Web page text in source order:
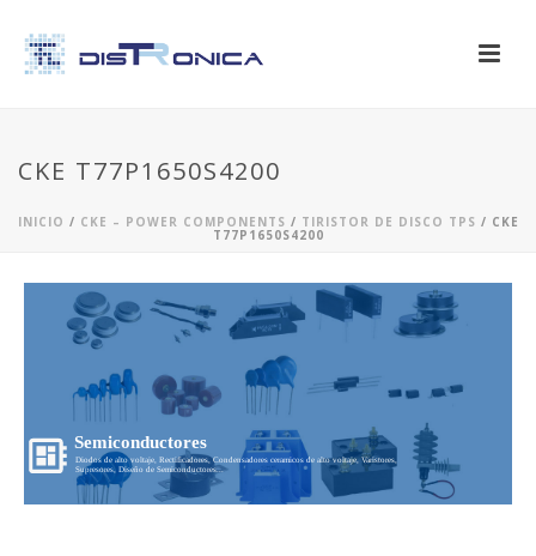
CKE T77P1650S4200
INICIO / CKE – POWER COMPONENTS / TIRISTOR DE DISCO TPS / CKE
T77P1650S4200
Semiconductores
Diodos de alto voltaje, Rectificadores, Condensadores ceramicos de alto voltaje, Varistores,
Supresores, Diseño de Semiconductores...